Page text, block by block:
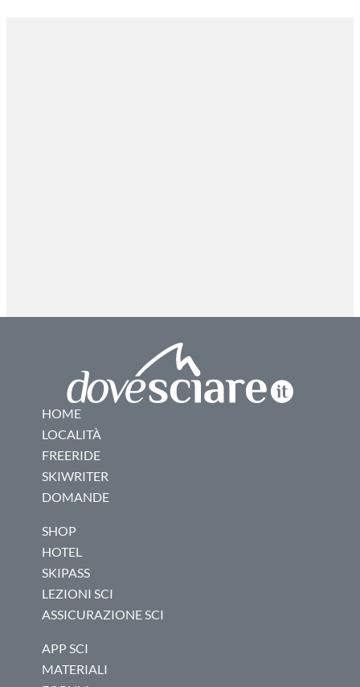
HOME
LOCALITÀ
FREERIDE
SKIWRITER
DOMANDE
SHOP
HOTEL
SKIPASS
LEZIONI SCI
ASSICURAZIONE SCI
APP SCI
MATERIALI